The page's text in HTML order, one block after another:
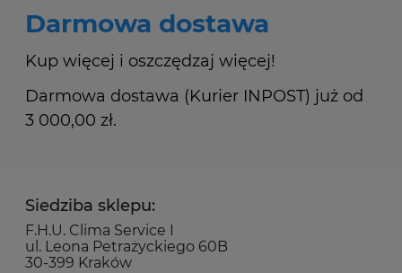
Darmowa dostawa
Kup więcej i oszczędzaj więcej!
Darmowa dostawa (Kurier INPOST) już od
3 000,00 zł.
Siedziba sklepu:
F.H.U. Clima Service I
ul. Leona Petrażyckiego 60B
30-399 Kraków